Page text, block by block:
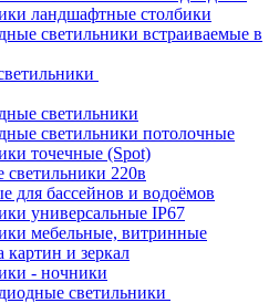
ландшафтные столбики
светильники встраиваемые в
светильники
светильники потолочные
точечные (Spot)
220в
для бассейнов и водоёмов
универсальные IP67
мебельные, витринные
картин и зеркал
- ночники
светильники